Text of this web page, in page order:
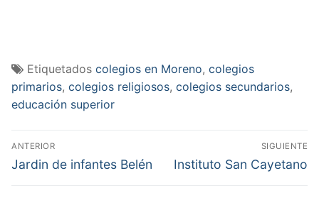
Etiquetados colegios en Moreno, colegios
primarios, colegios religiosos, colegios secundarios,
educación superior
Navegación
de
ANTERIOR
Entrada
Jardin de infantes Belén
SIGUIENTE
Entrada
Instituto San Cayetano